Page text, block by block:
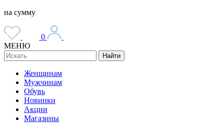
на сумму
0
МЕНЮ
Найти
Женщинам
Мужчинам
Обувь
Новинки
Акции
Магазины